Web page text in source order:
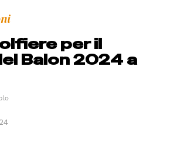
per il
Balon 2024 a